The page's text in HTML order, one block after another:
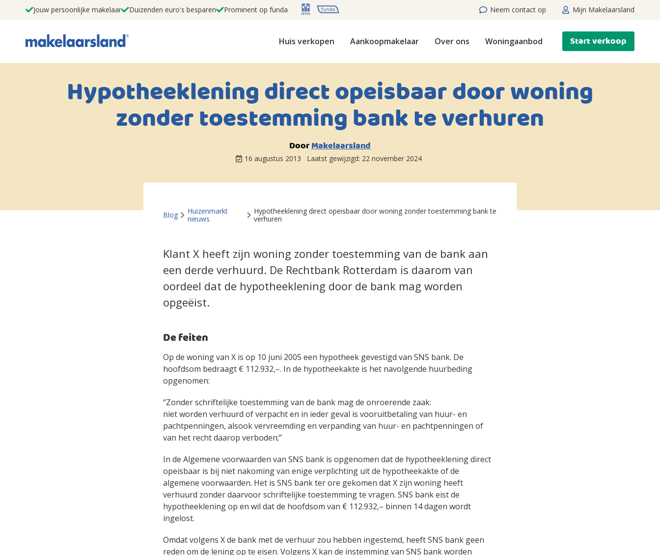
Jouw persoonlijke makelaar Duizenden euro's besparen Prominent op funda Neem contact op Mijn Makelaarsland
Huis verkopen Aankoopmakelaar Over ons Woningaanbod Start verkoop
Hypotheeklening direct opeisbaar door woning
zonder toestemming bank te verhuren
DoorMakelaarsland
16 augustus 2013 Laatst gewijzigd: 22 november 2024
Blog
Huizenmarkt
nieuws
Hypotheeklening direct opeisbaar door woning zonder toestemming bank te
verhuren
Klant X heeft zijn woning zonder toestemming van de bank aan
een derde verhuurd. De Rechtbank Rotterdam is daarom van
oordeel dat de hypotheeklening door de bank mag worden
opgeëist.
De feiten
Op de woning van X is op 10 juni 2005 een hypotheek gevestigd van SNS bank. De
hoofdsom bedraagt € 112.932,–. In de hypotheekakte is het navolgende huurbeding
opgenomen:
“Zonder schriftelijke toestemming van de bank mag de onroerende zaak:
niet worden verhuurd of verpacht en in ieder geval is vooruitbetaling van huur- en
pachtpenningen, alsook vervreemding en verpanding van huur- en pachtpenningen of
van het recht daarop verboden;”
In de Algemene voorwaarden van SNS bank is opgenomen dat de hypotheeklening direct
opeisbaar is bij niet nakoming van enige verplichting uit de hypotheekakte of de
algemene voorwaarden. Het is SNS bank ter ore gekomen dat X zijn woning heeft
verhuurd zonder daarvoor schriftelijke toestemming te vragen. SNS bank eist de
hypotheeklening op en wil dat de hoofdsom van € 112.932,– binnen 14 dagen wordt
ingelost.
Omdat volgens X de bank met de verhuur zou hebben ingestemd, heeft SNS bank geen
reden om de lening op te eisen. Volgens X kan de instemming van SNS bank worden